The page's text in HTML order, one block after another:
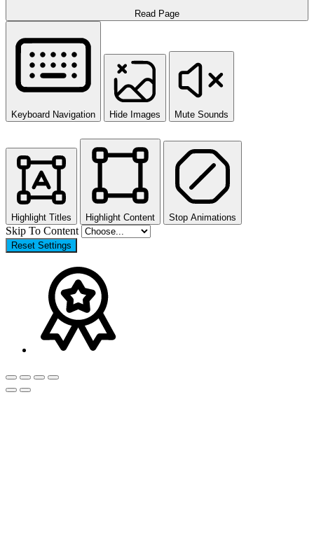
Read Page
Keyboard Navigation Hide Images Mute Sounds
Highlight Titles Highlight Content Stop Animations
Skip To Content
Reset Settings